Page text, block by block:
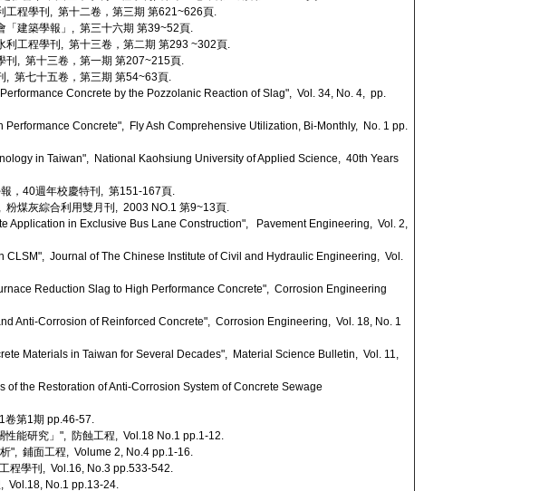
程學刊, 第十二卷，第三期 第621~626頁.
建築學報」, 第三十六期 第39~52頁.
工程學刊, 第十三卷，第二期 第293 ~302頁.
刊, 第十三卷，第一期 第207~215頁.
, 第七十五卷，第三期 第54~63頁.
Concrete by the Pozzolanic Reaction of Slag", Vol. 34, No. 4, pp.
Concrete", Fly Ash Comprehensive Utilization, Bi-Monthly, No. 1 pp.
in Taiwan", National Kaohsiung University of Applied Science, 40th Years
，40週年校慶特刊, 第151-167頁.
煤灰綜合利用雙月刊, 2003 NO.1 第9~13頁.
Application in Exclusive Bus Lane Construction", Pavement Engineering, Vol. 2,
Journal of The Chinese Institute of Civil and Hydraulic Engineering, Vol.
Reduction Slag to High Performance Concrete", Corrosion Engineering
Anti-Corrosion of Reinforced Concrete", Corrosion Engineering, Vol. 18, No. 1
Materials in Taiwan for Several Decades", Material Science Bulletin, Vol. 11,
of the Restoration of Anti-Corrosion System of Concrete Sewage
卷第1期 pp.46-57.
性能研究」", 防蝕工程, Vol.18 No.1 pp.1-12.
", 鋪面工程, Volume 2, No.4 pp.1-16.
程學刊, Vol.16, No.3 pp.533-542.
Vol.18, No.1 pp.13-24.